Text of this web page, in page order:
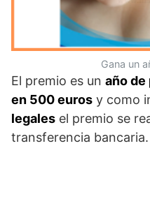
Gana un
El premio es un año de
en 500 euros y como
legales el premio se
transferencia bancaria.